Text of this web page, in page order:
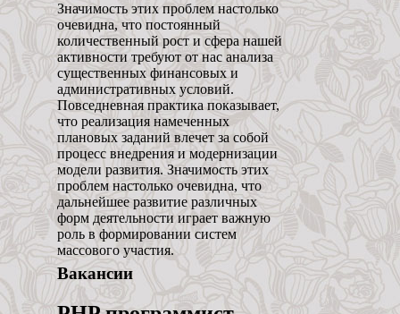
Значимость этих проблем настолько
очевидна, что постоянный
количественный рост и сфера нашей
активности требуют от нас анализа
существенных финансовых и
административных условий.
Повседневная практика показывает,
что реализация намеченных
плановых заданий влечет за собой
процесс внедрения и модернизации
модели развития. Значимость этих
проблем настолько очевидна, что
дальнейшее развитие различных
форм деятельности играет важную
роль в формировании систем
массового участия.
Вакансии